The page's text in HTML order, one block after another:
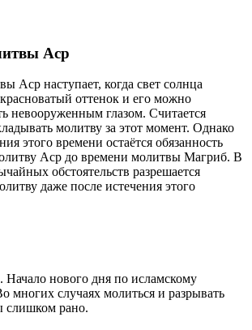
Аср
Аср наступает, когда свет солнца
оттенок и его можно
невооруженным глазом. Считается
молитву за этот момент. Однако
этого времени остаётся обязанность
Аср до времени молитвы Магриб. В
обстоятельств разрешается
даже после истечения этого
Начало нового дня по исламскому
многих случаях молиться и разрывать
слишком рано.